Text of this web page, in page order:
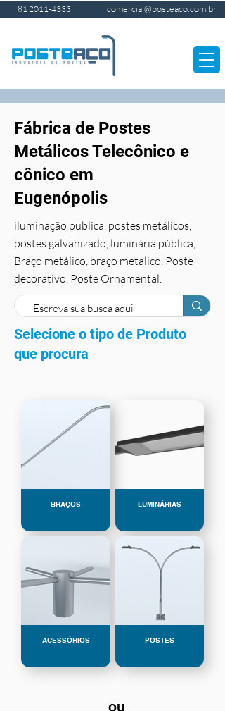
81 2011-4333 comercial@posteaco.com.br
Fábrica de Postes
Metálicos Telecônico e
cônico em
Eugenópolis
iluminação publica, postes metálicos,
postes galvanizado, luminária pública,
Braço metálico, braço metalico, Poste
decorativo, Poste Ornamental.
Selecione o tipo de Produto
que procura
BRAÇOS LUMINÁRIAS
ACESSÓRIOS POSTES
ou